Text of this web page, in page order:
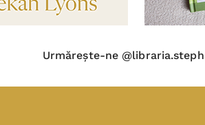
Urmărește-ne